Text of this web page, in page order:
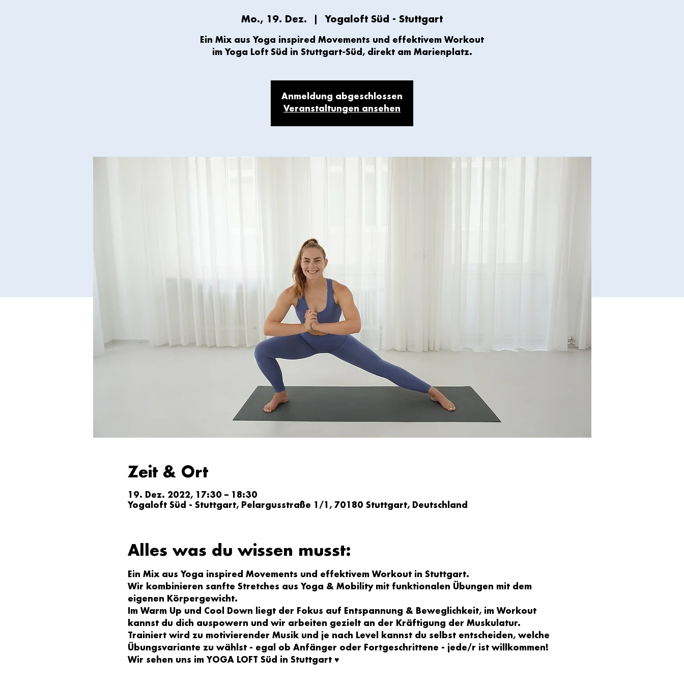
Mo., 19. Dez. Yogaloft Süd - Stuttgart
Ein Mix aus Yoga inspired Movements und effektivem Workout
im Yoga Loft Süd in Stuttgart-Süd, direkt am Marienplatz.
Anmeldung abgeschlossen
Veranstaltungen ansehen
Zeit & Ort
19. Dez. 2022, 17:30 – 18:30
Yogaloft Süd - Stuttgart, Pelargusstraße 1/1, 70180 Stuttgart, Deutschland
Alles was du wissen musst:
Ein Mix aus Yoga inspired Movements und effektivem Workout in Stuttgart.
Wir kombinieren sanfte Stretches aus Yoga & Mobility mit funktionalen Übungen mit dem
eigenen Körpergewicht.
Im Warm Up und Cool Down liegt der Fokus auf Entspannung & Beweglichkeit, im Workout
kannst du dich auspowern und wir arbeiten gezielt an der Kräftigung der Muskulatur.
Trainiert wird zu motivierender Musik und je nach Level kannst du selbst entscheiden, welche
Übungsvariante zu wählst - egal ob Anfänger oder Fortgeschrittene - jede/r ist willkommen!
Wir sehen uns im YOGA LOFT Süd in Stuttgart ♥